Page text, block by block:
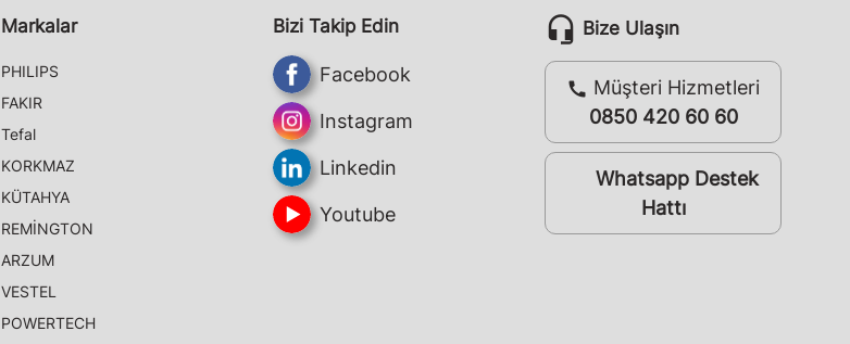
Markalar
PHILIPS
FAKIR
Tefal
KORKMAZ
KÜTAHYA
REMİNGTON
ARZUM
VESTEL
POWERTECH
Bizi Takip Edin
Facebook
Instagram
Linkedin
Youtube
headset_mic Bize Ulaşın
call Müşteri Hizmetleri
0850 420 60 60
whatsappWhatsapp Destek
Hattı